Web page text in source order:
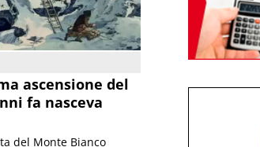
ascensione del
fa nasceva
del Monte Bianco